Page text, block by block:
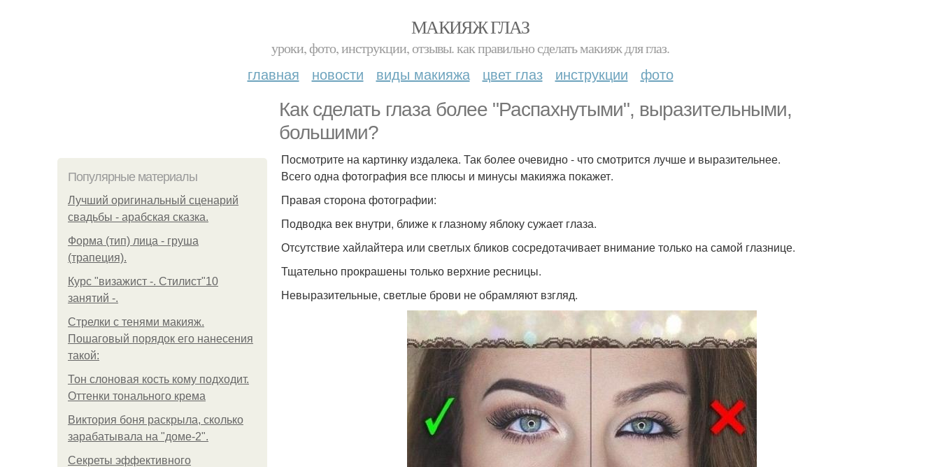
МАКИЯЖ ГЛАЗ
уроки, фото, инструкции, отзывы. как правильно сделать макияж для глаз.
главная новости виды макияжа цвет глаз инструкции фото
Как сделать глаза более "Распахнутыми", выразительными,
большими?
Популярные материалы
Лучший оригинальный сценарий
свадьбы - арабская сказка.
Форма (тип) лица - груша
(трапеция).
Курс "визажист -. Стилист"10
занятий -.
Стрелки с тенями макияж.
Пошаговый порядок его нанесения
такой:
Тон слоновая кость кому подходит.
Оттенки тонального крема
Виктория боня раскрыла, сколько
зарабатывала на "доме-2".
Секреты эффективного
Посмотрите на картинку издалека. Так более очевидно - что смотрится лучше и выразительнее.
Всего одна фотография все плюсы и минусы макияжа покажет.
Правая сторона фотографии:
Подводка век внутри, ближе к глазному яблоку сужает глаза.
Отсутствие хайлайтера или светлых бликов сосредотачивает внимание только на самой глазнице.
Тщательно прокрашены только верхние ресницы.
Невыразительные, светлые брови не обрамляют взгляд.